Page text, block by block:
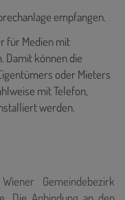
empfangen.
für Medien mit
Damit können die
oder Mieters
mit Telefon,
werden.
Gemeindebezirk